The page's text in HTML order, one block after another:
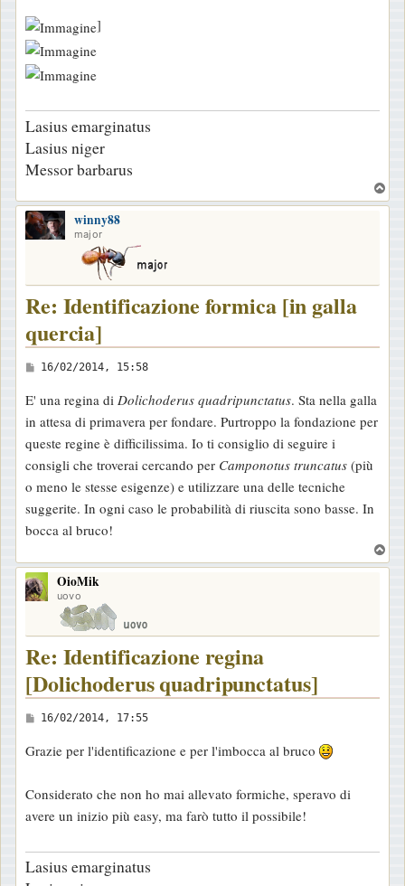
]
Lasius emarginatus
Lasius niger
Messor barbarus
o
winny88
major
Re: Identificazione formica [in galla
quercia]
M
s
s
a
g
g
i
o
16/02/2014, 15:58
E' una regina di Dolichoderus quadripunctatus. Sta nella galla
in attesa di primavera per fondare. Purtroppo la fondazione per
queste regine è difficilissima. Io ti consiglio di seguire i
consigli che troverai cercando per Camponotus truncatus (più
o meno le stesse esigenze) e utilizzare una delle tecniche
suggerite. In ogni caso le probabilità di riuscita sono basse. In
bocca al bruco!
o
OioMik
uovo
Re: Identificazione regina
[Dolichoderus quadripunctatus]
M
s
a
g
i
16/02/2014, 17:55
Grazie per l'identificazione e per l'imbocca al bruco
Considerato che non ho mai allevato formiche, speravo di
avere un inizio più easy, ma farò tutto il possibile!
Lasius emarginatus